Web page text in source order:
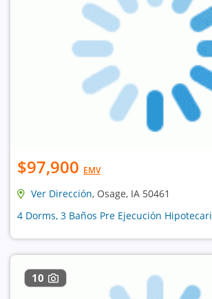
$97,900 EMV
Ver Dirección, Osage, IA 50461
4 Dorms, 3 Baños Pre Ejecución
10